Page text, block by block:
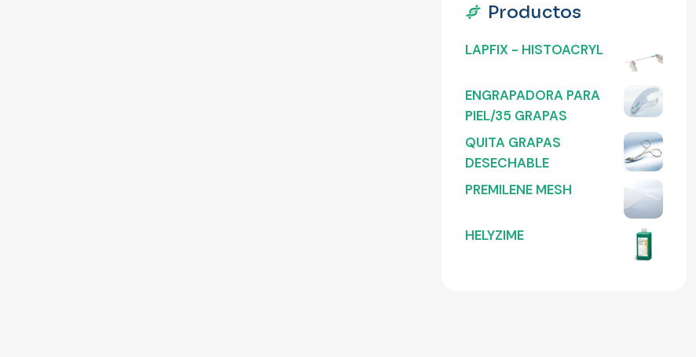
Productos
LAPFIX - HISTOACRYL
ENGRAPADORA PARA
PIEL/35 GRAPAS
QUITA GRAPAS
DESECHABLE
PREMILENE MESH
HELYZIME